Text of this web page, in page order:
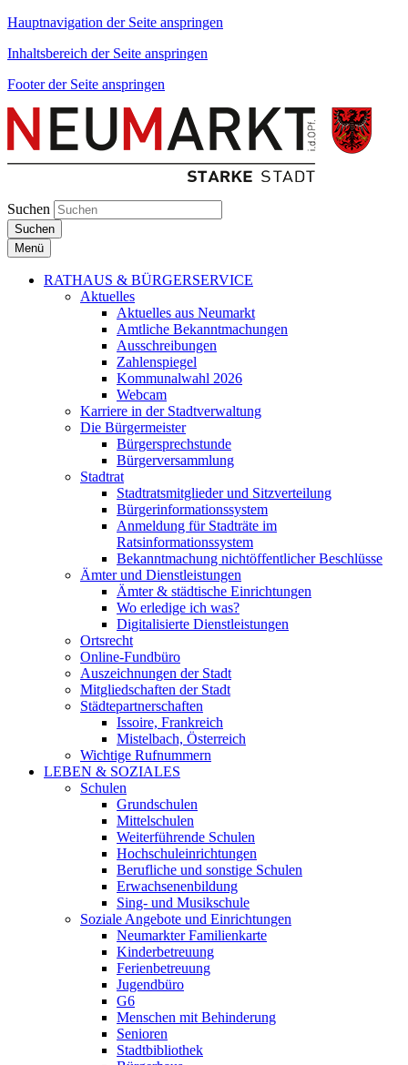
Hauptnavigation der Seite anspringen
Inhaltsbereich der Seite anspringen
Footer der Seite anspringen
Suchen
Suchen
Menü
RATHAUS & BÜRGERSERVICE
Aktuelles
Aktuelles aus Neumarkt
Amtliche Bekanntmachungen
Ausschreibungen
Zahlenspiegel
Kommunalwahl 2026
Webcam
Karriere in der Stadtverwaltung
Die Bürgermeister
Bürgersprechstunde
Bürgerversammlung
Stadtrat
Stadtratsmitglieder und Sitzverteilung
Bürgerinformationssystem
Anmeldung für Stadträte im
Ratsinformationssystem
Bekanntmachung nichtöffentlicher Beschlüsse
Ämter und Dienstleistungen
Ämter & städtische Einrichtungen
Wo erledige ich was?
Digitalisierte Dienstleistungen
Ortsrecht
Online-Fundbüro
Auszeichnungen der Stadt
Mitgliedschaften der Stadt
Städtepartnerschaften
Issoire, Frankreich
Mistelbach, Österreich
Wichtige Rufnummern
LEBEN & SOZIALES
Schulen
Grundschulen
Mittelschulen
Weiterführende Schulen
Hochschuleinrichtungen
Berufliche und sonstige Schulen
Erwachsenenbildung
Sing- und Musikschule
Soziale Angebote und Einrichtungen
Neumarkter Familienkarte
Kinderbetreuung
Ferienbetreuung
Jugendbüro
G6
Menschen mit Behinderung
Senioren
Stadtbibliothek